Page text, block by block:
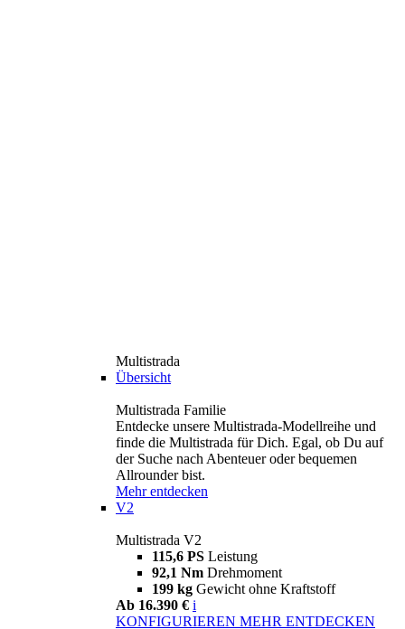
Multistrada
Übersicht
Multistrada Familie
Entdecke unsere Multistrada-Modellreihe und
finde die Multistrada für Dich. Egal, ob Du auf
der Suche nach Abenteuer oder bequemen
Allrounder bist.
Mehr entdecken
V2
Multistrada V2
115,6 PS Leistung
92,1 Nm Drehmoment
199 kg Gewicht ohne Kraftstoff
Ab 16.390 € i
KONFIGURIEREN MEHR ENTDECKEN